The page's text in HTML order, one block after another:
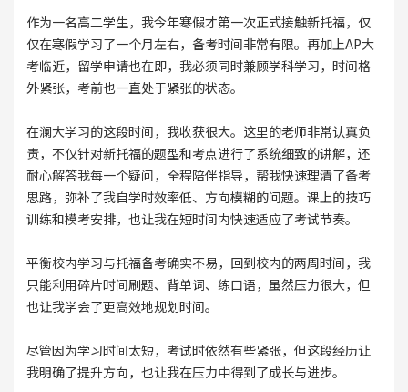
作为一名高二学生，我今年寒假才第一次正式接触新托福，仅
仅在寒假学习了一个月左右，备考时间非常有限。再加上AP大
考临近，留学申请也在即，我必须同时兼顾学科学习，时间格
外紧张，考前也一直处于紧张的状态。
在澜大学习的这段时间，我收获很大。这里的老师非常认真负
责，不仅针对新托福的题型和考点进行了系统细致的讲解，还
耐心解答我每一个疑问，全程陪伴指导，帮我快速理清了备考
思路，弥补了我自学时效率低、方向模糊的问题。课上的技巧
训练和模考安排，也让我在短时间内快速适应了考试节奏。
平衡校内学习与托福备考确实不易，回到校内的两周时间，我
只能利用碎片时间刷题、背单词、练口语，虽然压力很大，但
也让我学会了更高效地规划时间。
尽管因为学习时间太短，考试时依然有些紧张，但这段经历让
我明确了提升方向，也让我在压力中得到了成长与进步。